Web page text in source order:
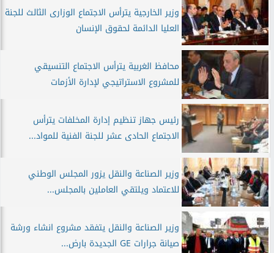
وزير الخارجية يترأس الاجتماع الوزارى الثالث للجنة
العليا الدائمة لحقوق الإنسان
محافظ الغربية يترأس الاجتماع التنسيقي
للمشروع الاستراتيجي لإدارة الأزمات
رئيس جهاز تنظيم إدارة المخلفات يترأس
الاجتماع الحادى عشر للجنة الفنية للمواد...
وزير الصناعة والنقل يزور المجلس الوطني
للاعتماد ويلتقي العاملين بالمجلس...
وزير الصناعة والنقل يتفقد مشروع انشاء ورشة
صيانة جرارات GE الجديدة بارض...